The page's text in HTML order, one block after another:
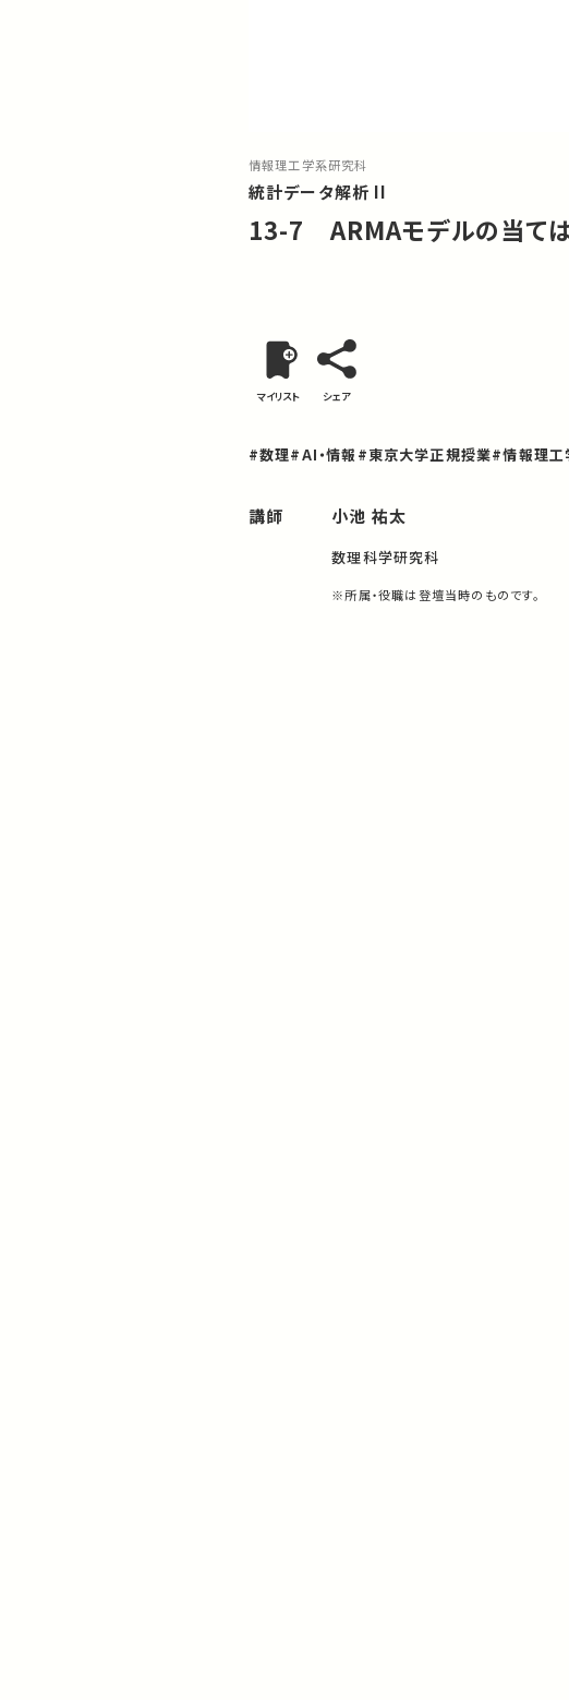
情報理工学系研究科
統計データ解析 II
13-7 ARMAモデルの当て
マイリスト シェア
#数理#AI・情報 #東京大学正規授業#情報理工
講師 小池 祐太
数理科学研究科
※所属・役職は登壇当時のものです。